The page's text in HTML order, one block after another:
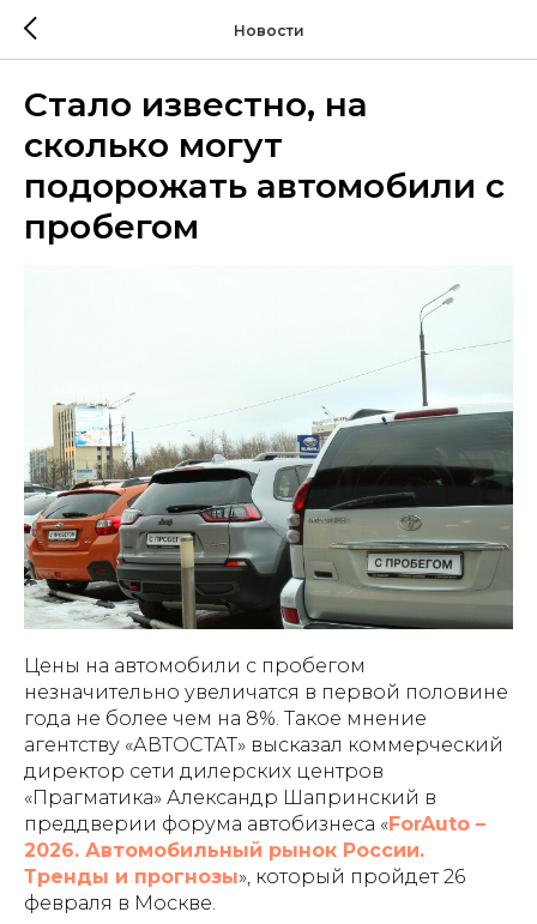
Новости
Стало известно, на
сколько могут
подорожать автомобили с
пробегом
Цены на автомобили с пробегом
незначительно увеличатся в первой половине
года не более чем на 8%. Такое мнение
агентству «АВТОСТАТ» высказал коммерческий
директор сети дилерских центров
«Прагматика» Александр Шапринский в
преддверии форума автобизнеса «ForAuto –
2026. Автомобильный рынок России.
Тренды и прогнозы», который пройдет 26
февраля в Москве.